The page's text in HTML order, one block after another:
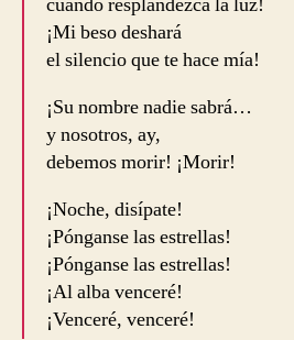
cuando resplandezca la luz!
¡Mi beso deshará
el silencio que te hace mía!
¡Su nombre nadie sabrá…
y nosotros, ay,
debemos morir! ¡Morir!
¡Noche, disípate!
¡Pónganse las estrellas!
¡Pónganse las estrellas!
¡Al alba venceré!
¡Venceré, venceré!